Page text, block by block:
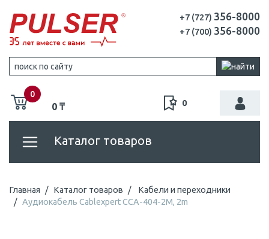
+7 (727) 356-8000
+7 (700) 356-8000
0
0 ₸ 0
Каталог товаров
Главная Каталог товаров
Кабели и переходники
Аудиокабель Cablexpert CCA-404-2M, 2m